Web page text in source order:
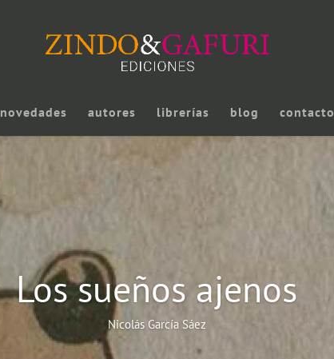
novedades autores librerías blog contacto
Los sueños ajenos
Nicolás García Sáez